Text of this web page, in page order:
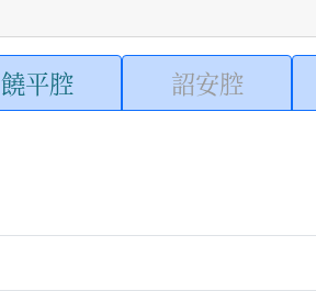
饒平腔 詔安腔